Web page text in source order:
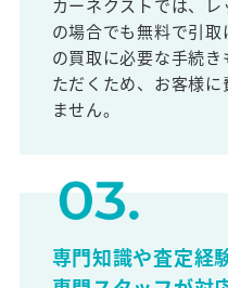
カーネクストでは、
の場合でも無料で引
の買取に必要な手続
ただくため、お客様
ません。
専門知識や査定経